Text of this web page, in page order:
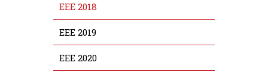
EEE 2018
EEE 2019
EEE 2020